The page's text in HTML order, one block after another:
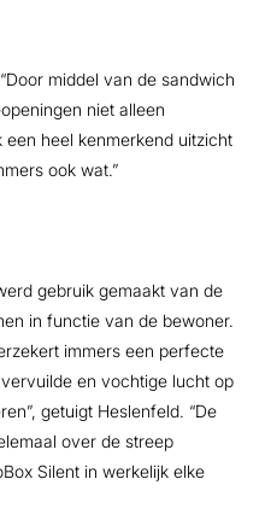
middel van de sandwich
niet alleen
heel kenmerkend uitzicht
ook wat.”
gebruik gemaakt van de
in functie van de bewoner.
immers een perfecte
en vochtige lucht op
getuigt Heslenfeld. “De
over de streep
Silent in werkelijk elke